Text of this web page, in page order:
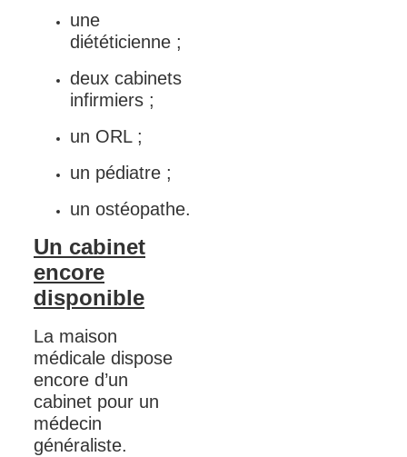
une
diététicienne ;
deux cabinets
infirmiers ;
un ORL ;
un pédiatre ;
un ostéopathe.
Un cabinet
encore
disponible
La maison
médicale dispose
encore d’un
cabinet pour un
médecin
généraliste.